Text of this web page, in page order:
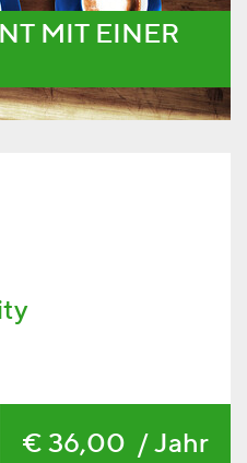
MIT EINER
€ 36,00 / Jahr